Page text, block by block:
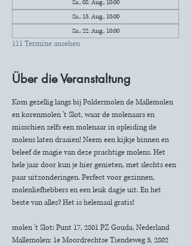
Sa., 08. Aug., 10:00
Sa., 15. Aug., 10:00
Sa., 22. Aug., 10:00
111 Termine ansehen
Über die Veranstaltung
Kom gezellig langs bij Poldermolen de Mallemolen
en korenmolen 't Slot, waar de molenaars en
misschien zelfs een molenaar in opleiding de
molens laten draaien! Neem een kijkje binnen en
beleef de magie van deze prachtige molens. Het
hele jaar door kun je hier genieten, met slechts een
paar uitzonderingen. Perfect voor gezinnen,
molenliefhebbers en een leuk dagje uit. En het
beste van alles? Het is helemaal gratis!
molen 't Slot: Punt 17, 2801 PZ Gouda, Nederland
Mallemolen: 1e Moordrechtse Tiendeweg 3, 2802